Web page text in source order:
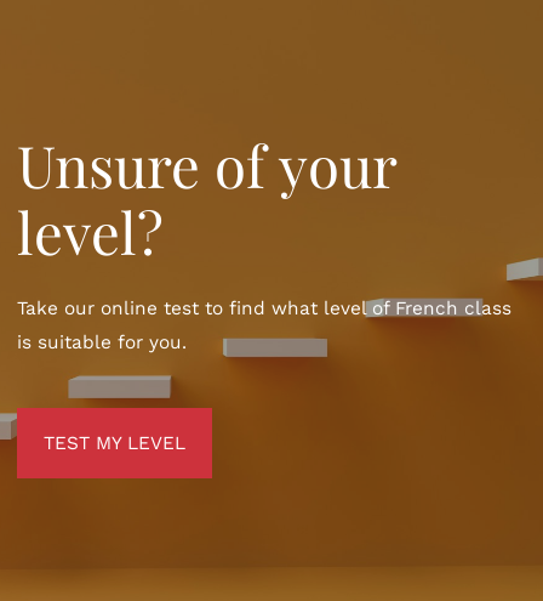
Unsure of your
level?
Take our online test to find what level of French class
is suitable for you.
TEST MY LEVEL